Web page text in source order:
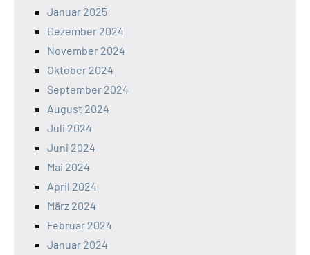
Januar 2025
Dezember 2024
November 2024
Oktober 2024
September 2024
August 2024
Juli 2024
Juni 2024
Mai 2024
April 2024
März 2024
Februar 2024
Januar 2024